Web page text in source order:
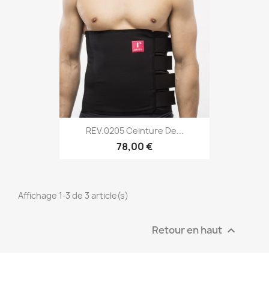
REV.0205 Ceinture De...
78,00 €
Affichage 1-3 de 3 article(s)
Retour en haut 